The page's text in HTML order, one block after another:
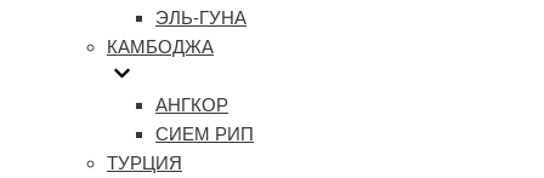
ЭЛЬ-ГУНА
КАМБОДЖА
АНГКОР
СИЕМ РИП
ТУРЦИЯ